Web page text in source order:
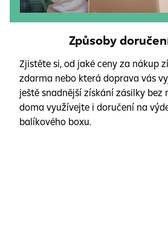
Způsoby
Zjistěte si, od jaké ceny za nákup
zdarma nebo která doprava vás
ještě snadnější získání zásilky
doma využívejte i doručení na
balíkového boxu.